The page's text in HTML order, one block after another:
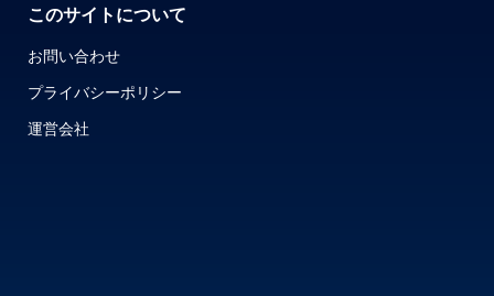
このサイトについて
お問い合わせ
プライバシーポリシー
運営会社